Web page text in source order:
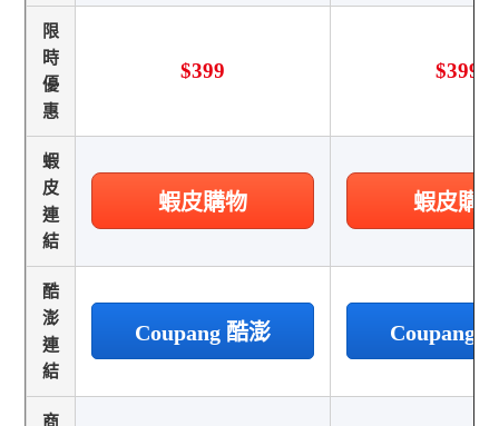
限
時
優
惠
$399 $399
蝦
皮
連
結
蝦皮購物 蝦皮購
酷
澎
連
結
Coupang 酷澎 Coupang
商